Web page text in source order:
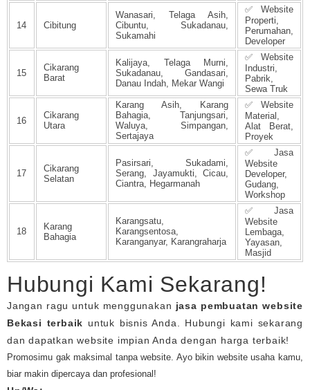
14 Cibitung
Wanasari, Telaga Asih,
Cibuntu, Sukadanau,
Sukamahi
✅ Website
Properti,
Perumahan,
Developer
15
Cikarang
Barat
Kalijaya, Telaga Murni,
Sukadanau, Gandasari,
Danau Indah, Mekar Wangi
✅ Website
Industri,
Pabrik,
Sewa Truk
16
Cikarang
Utara
Karang Asih, Karang
Bahagia, Tanjungsari,
Waluya, Simpangan,
Sertajaya
✅ Website
Material,
Alat Berat,
Proyek
17
Cikarang
Selatan
Pasirsari, Sukadami,
Serang, Jayamukti, Cicau,
Ciantra, Hegarmanah
✅ Jasa
Website
Developer,
Gudang,
Workshop
18
Karang
Bahagia
Karangsatu,
Karangsentosa,
Karanganyar, Karangraharja
✅ Jasa
Website
Lembaga,
Yayasan,
Masjid
Hubungi Kami Sekarang!
Jangan ragu untuk menggunakan jasa pembuatan website
Bekasi terbaik untuk bisnis Anda. Hubungi kami sekarang
dan dapatkan website impian Anda dengan harga terbaik!
Promosimu gak maksimal tanpa website. Ayo bikin website usaha kamu,
biar makin dipercaya dan profesional!